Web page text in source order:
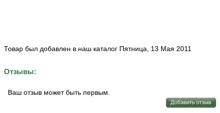
Товар был добавлен в наш каталог Пятница, 13 Мая 2011
Отзывы:
Ваш отзыв может быть первым.